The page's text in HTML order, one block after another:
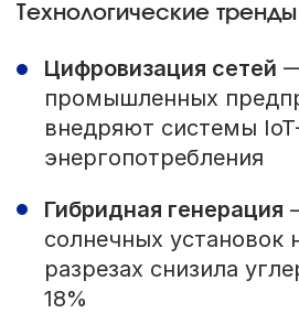
Технологические тренды
Цифровизация сетей
промышленных
внедряют системы
энергопотребления
Гибридная генерация
солнечных установок
разрезах снизила
18%